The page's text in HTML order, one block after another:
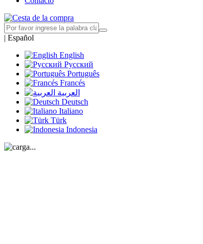
| Español
English
Русский
Português
Francés
العربية
Deutsch
Italiano
Türk
Indonesia